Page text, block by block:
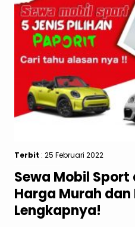
Terbit : 25 Februari 2022
Sewa Mobil
Harga Murah
Lengkapnya!